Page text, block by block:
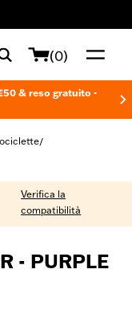
(0)
& reso gratuito -
/
Verifica la
compatibilità
- PURPLE